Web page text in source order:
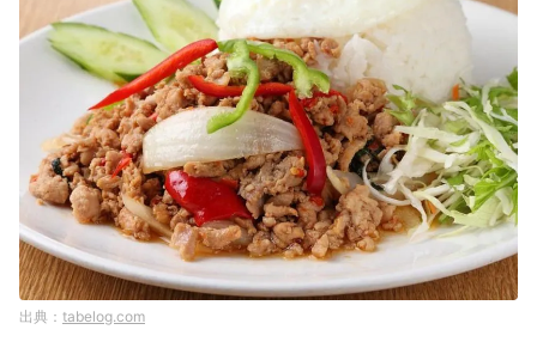
tabelog.com